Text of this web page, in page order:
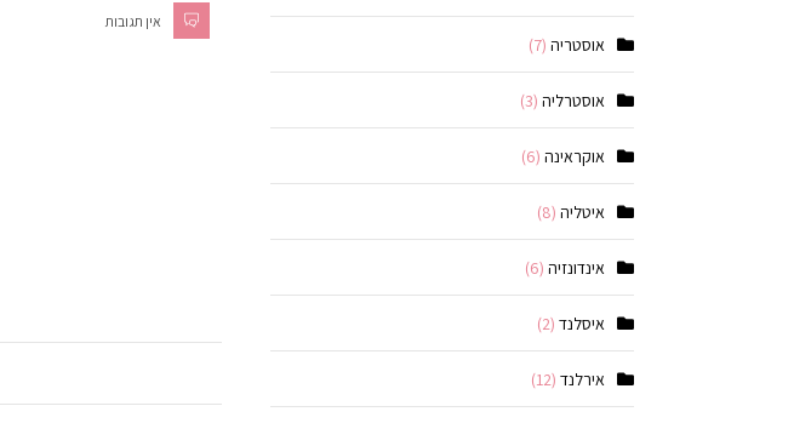
אין תגובות
אוסטריה (7)
אוסטרליה (3)
אוקראינה (6)
איטליה (8)
אינדונזיה (6)
איסלנד (2)
אירלנד (12)